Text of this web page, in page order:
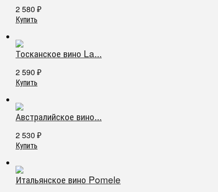
2 580 ₽
Купить
Тосканское вино La...
2 590 ₽
Купить
Австралийское вино...
2 530 ₽
Купить
Итальянское вино Pomele